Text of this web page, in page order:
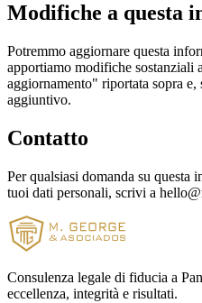
Modifiche a questa
Potremmo aggiornare questa
apportiamo modifiche sostanziali
aggiornamento" riportata sopra
aggiuntivo.
Contatto
Per qualsiasi domanda su questa
tuoi dati personali, scrivi a
Consulenza legale di fiducia a
eccellenza, integrità e risultati.